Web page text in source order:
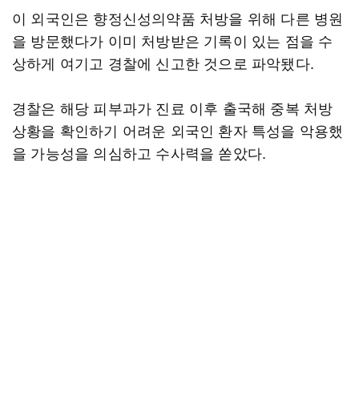
이 외국인은 향정신성의약품 처방을 위해 다른 병원
을 방문했다가 이미 처방받은 기록이 있는 점을 수
상하게 여기고 경찰에 신고한 것으로 파악됐다.
경찰은 해당 피부과가 진료 이후 출국해 중복 처방
상황을 확인하기 어려운 외국인 환자 특성을 악용했
을 가능성을 의심하고 수사력을 쏟았다.